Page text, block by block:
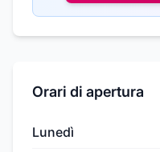
Orari di apertura
Lunedì